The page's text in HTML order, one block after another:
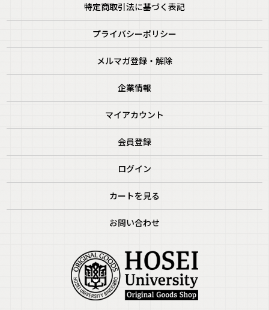
特定商取引法に基づく表記
プライバシーポリシー
メルマガ登録・解除
企業情報
マイアカウント
会員登録
ログイン
カートを見る
お問い合わせ